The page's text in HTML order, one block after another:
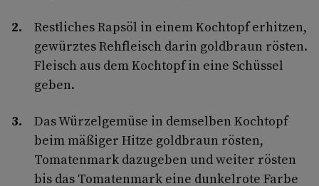
Restliches Rapsöl in einem Kochtopf erhitzen,
gewürztes Rehfleisch darin goldbraun rösten.
Fleisch aus dem Kochtopf in eine Schüssel
geben.
Das Würzelgemüse in demselben Kochtopf
beim mäßiger Hitze goldbraun rösten,
Tomatenmark dazugeben und weiter rösten
bis das Tomatenmark eine dunkelrote Farbe